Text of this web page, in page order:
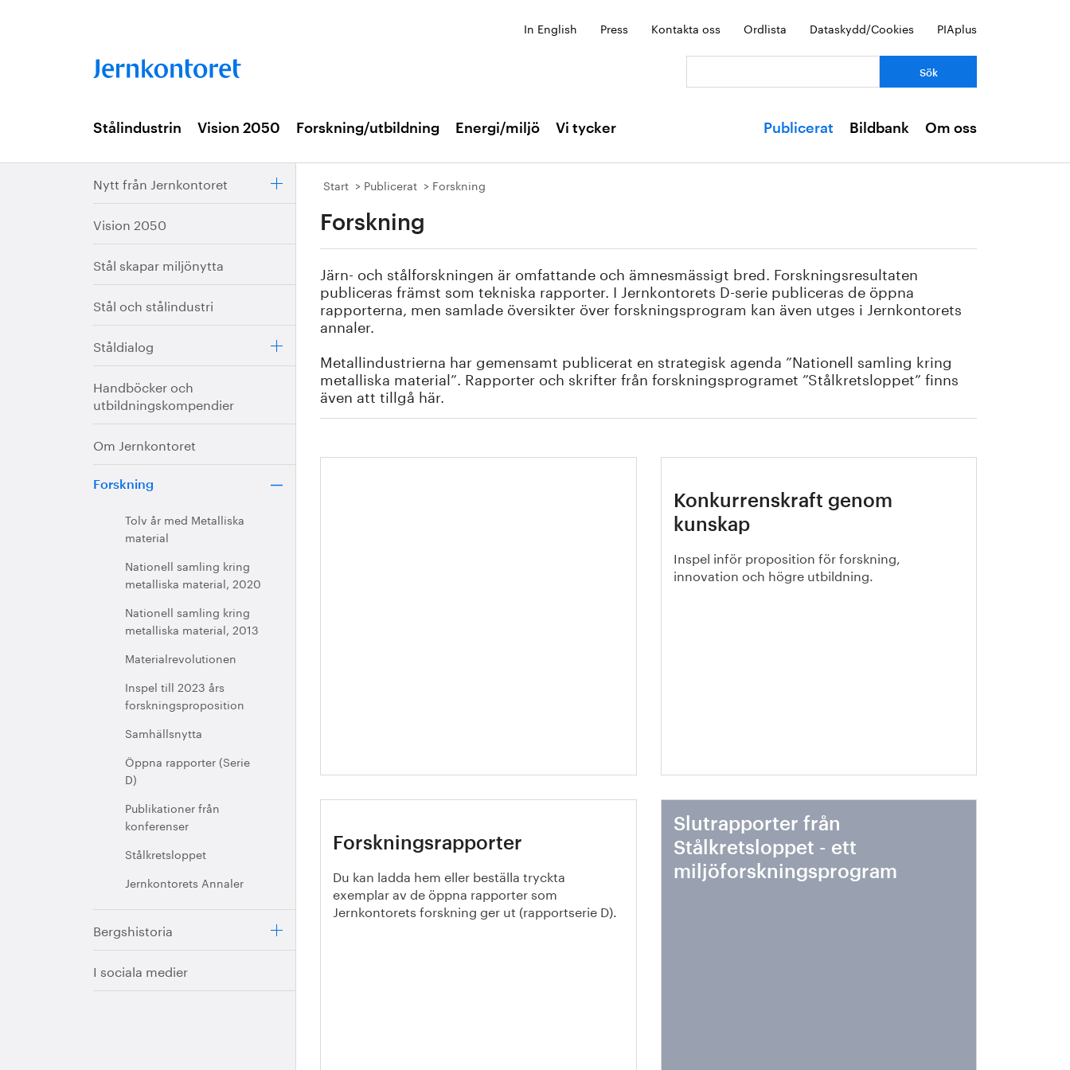
In English Press Kontakta oss Ordlista Dataskydd/Cookies PIAplus
Stålindustrin Vision 2050 Forskning/utbildning Energi/miljö Vi tycker Publicerat Bildbank Om oss
Nytt från Jernkontoret
Vision 2050
Stål skapar miljönytta
Stål och stålindustri
Ståldialog
Handböcker och
utbildningskompendier
Om Jernkontoret
Forskning
Tolv år med Metalliska
material
Nationell samling kring
metalliska material, 2020
Nationell samling kring
metalliska material, 2013
Materialrevolutionen
Inspel till 2023 års
forskningsproposition
Samhällsnytta
Öppna rapporter (Serie
D)
Publikationer från
konferenser
Stålkretsloppet
Jernkontorets Annaler
Bergshistoria
I sociala medier
Start Publicerat Forskning
Forskning
Järn- och stålforskningen är omfattande och ämnesmässigt bred. Forskningsresultaten
publiceras främst som tekniska rapporter. I Jernkontorets D-serie publiceras de öppna
rapporterna, men samlade översikter över forskningsprogram kan även utges i Jernkontorets
annaler.
Metallindustrierna har gemensamt publicerat en strategisk agenda ”Nationell samling kring
metalliska material”. Rapporter och skrifter från forskningsprogramet ”Stålkretsloppet” finns
även att tillgå här.
Konkurrenskraft genom
kunskap
Inspel inför proposition för forskning,
innovation och högre utbildning.
Forskningsrapporter
Du kan ladda hem eller beställa tryckta
exemplar av de öppna rapporter som
Jernkontorets forskning ger ut (rapportserie D).
Slutrapporter från
Stålkretsloppet - ett
miljöforskningsprogram